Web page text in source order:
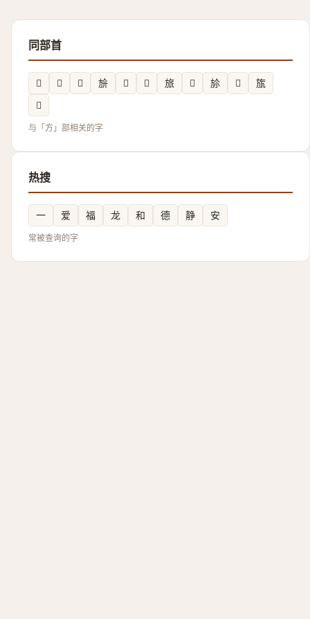
同部首
𣃗 𬀗 𣃛 㫅 𰕪 𣄝 旅 𭤧 㫆 𣄌
旊
𭤳
与「方」部相关的字
热搜
一 爱 福 龙 和 德 静 安
常被查询的字